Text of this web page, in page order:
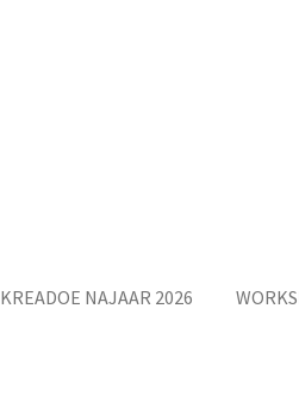
KREADOE NAJAAR 2026